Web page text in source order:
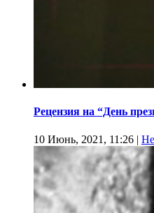
Рецензия на “День
10 Июнь, 2021, 11:26 |